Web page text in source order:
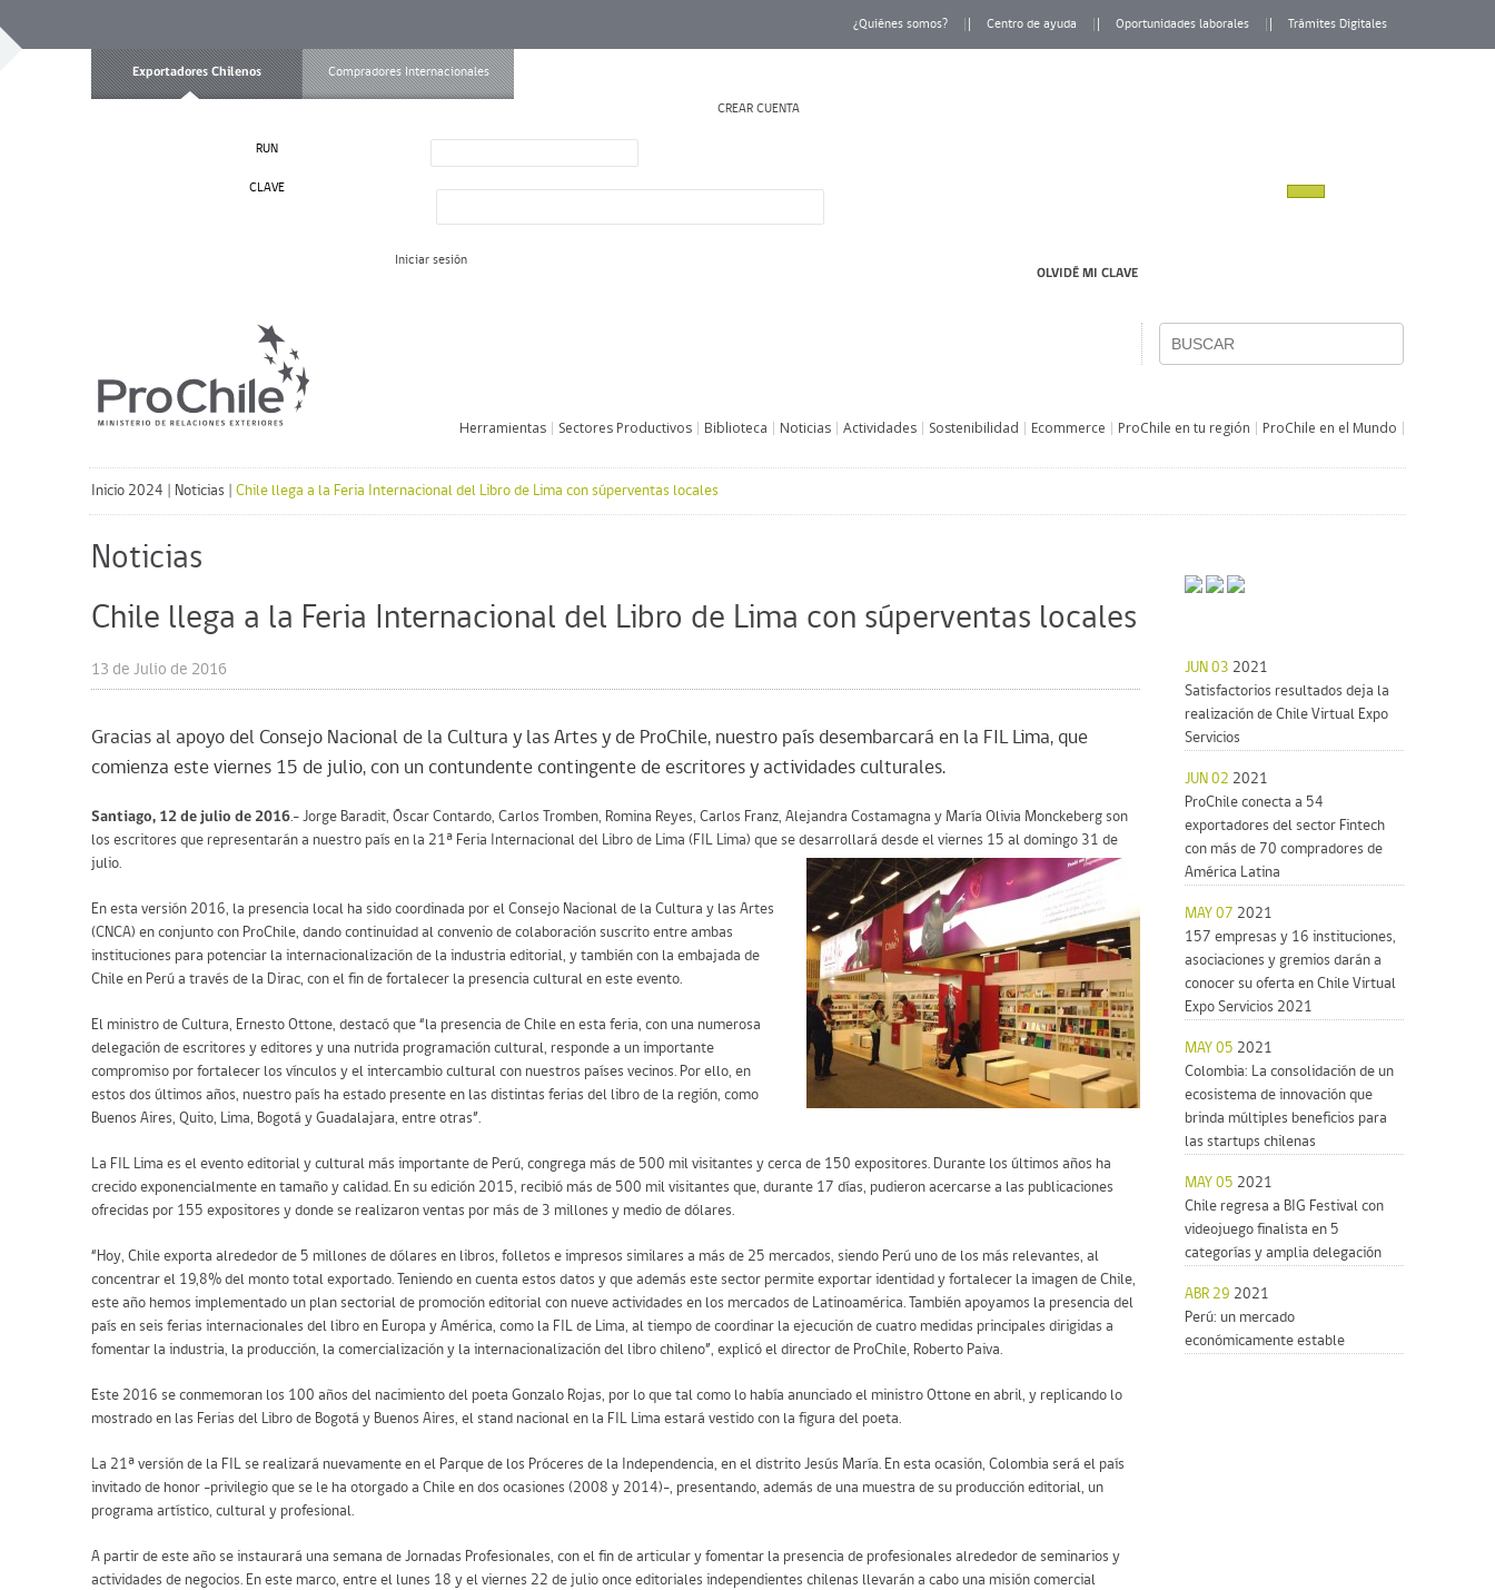
¿Quiénes somos? Centro de ayuda Oportunidades laborales Trámites Digitales
Exportadores Chilenos Compradores Internacionales
CREAR CUENTA
RUN
CLAVE
Iniciar sesión
OLVIDÉ MI CLAVE
Herramientas Sectores Productivos Biblioteca Noticias Actividades Sostenibilidad Ecommerce ProChile en tu región ProChile en el Mundo
Inicio 2024 Noticias Chile llega a la Feria Internacional del Libro de Lima con súperventas locales
Noticias
Chile llega a la Feria Internacional del Libro de Lima con súperventas locales
13 de Julio de 2016
Gracias al apoyo del Consejo Nacional de la Cultura y las Artes y de ProChile, nuestro país desembarcará en la FIL Lima, que
comienza este viernes 15 de julio, con un contundente contingente de escritores y actividades culturales.
Santiago, 12 de julio de 2016.- Jorge Baradit, Óscar Contardo, Carlos Tromben, Romina Reyes, Carlos Franz, Alejandra Costamagna y María Olivia Monckeberg son
los escritores que representarán a nuestro país en la 21ª Feria Internacional del Libro de Lima (FIL Lima) que se desarrollará desde el viernes 15 al domingo 31 de
julio.
En esta versión 2016, la presencia local ha sido coordinada por el Consejo Nacional de la Cultura y las Artes
(CNCA) en conjunto con ProChile, dando continuidad al convenio de colaboración suscrito entre ambas
instituciones para potenciar la internacionalización de la industria editorial, y también con la embajada de
Chile en Perú a través de la Dirac, con el fin de fortalecer la presencia cultural en este evento.
El ministro de Cultura, Ernesto Ottone, destacó que “la presencia de Chile en esta feria, con una numerosa
delegación de escritores y editores y una nutrida programación cultural, responde a un importante
compromiso por fortalecer los vínculos y el intercambio cultural con nuestros países vecinos. Por ello, en
estos dos últimos años, nuestro país ha estado presente en las distintas ferias del libro de la región, como
Buenos Aires, Quito, Lima, Bogotá y Guadalajara, entre otras”.
La FIL Lima es el evento editorial y cultural más importante de Perú, congrega más de 500 mil visitantes y cerca de 150 expositores. Durante los últimos años ha
crecido exponencialmente en tamaño y calidad. En su edición 2015, recibió más de 500 mil visitantes que, durante 17 días, pudieron acercarse a las publicaciones
ofrecidas por 155 expositores y donde se realizaron ventas por más de 3 millones y medio de dólares.
“Hoy, Chile exporta alrededor de 5 millones de dólares en libros, folletos e impresos similares a más de 25 mercados, siendo Perú uno de los más relevantes, al
concentrar el 19,8% del monto total exportado. Teniendo en cuenta estos datos y que además este sector permite exportar identidad y fortalecer la imagen de Chile,
este año hemos implementado un plan sectorial de promoción editorial con nueve actividades en los mercados de Latinoamérica. También apoyamos la presencia del
país en seis ferias internacionales del libro en Europa y América, como la FIL de Lima, al tiempo de coordinar la ejecución de cuatro medidas principales dirigidas a
fomentar la industria, la producción, la comercialización y la internacionalización del libro chileno”, explicó el director de ProChile, Roberto Paiva.
Este 2016 se conmemoran los 100 años del nacimiento del poeta Gonzalo Rojas, por lo que tal como lo había anunciado el ministro Ottone en abril, y replicando lo
mostrado en las Ferias del Libro de Bogotá y Buenos Aires, el stand nacional en la FIL Lima estará vestido con la figura del poeta.
La 21ª versión de la FIL se realizará nuevamente en el Parque de los Próceres de la Independencia, en el distrito Jesús María. En esta ocasión, Colombia será el país
invitado de honor -privilegio que se le ha otorgado a Chile en dos ocasiones (2008 y 2014)-, presentando, además de una muestra de su producción editorial, un
programa artístico, cultural y profesional.
A partir de este año se instaurará una semana de Jornadas Profesionales, con el fin de articular y fomentar la presencia de profesionales alrededor de seminarios y
actividades de negocios. En este marco, entre el lunes 18 y el viernes 22 de julio once editoriales independientes chilenas llevarán a cabo una misión comercial
JUN 03 2021
Satisfactorios resultados deja la
realización de Chile Virtual Expo
Servicios
JUN 02 2021
ProChile conecta a 54
exportadores del sector Fintech
con más de 70 compradores de
América Latina
MAY 07 2021
157 empresas y 16 instituciones,
asociaciones y gremios darán a
conocer su oferta en Chile Virtual
Expo Servicios 2021
MAY 05 2021
Colombia: La consolidación de un
ecosistema de innovación que
brinda múltiples beneficios para
las startups chilenas
MAY 05 2021
Chile regresa a BIG Festival con
videojuego finalista en 5
categorías y amplia delegación
ABR 29 2021
Perú: un mercado
económicamente estable